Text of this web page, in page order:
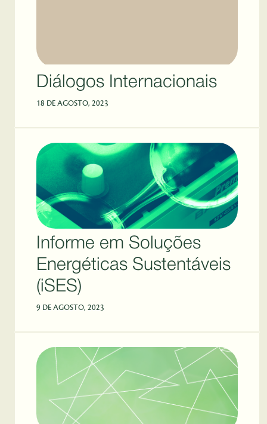
Diálogos Internacionais
18 DE AGOSTO, 2023
Informe em Soluções
Energéticas Sustentáveis
(iSES)
9 DE AGOSTO, 2023